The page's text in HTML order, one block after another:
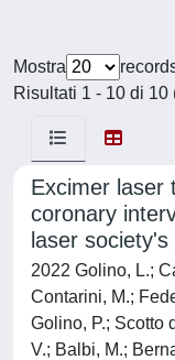
Mostra
Risultati 1 - 10 di
Excimer laser
coronary
laser
2022 Golino, L.;
Contarini, M.;
Golino, P.; Scotto
V.; Balbi, M.;